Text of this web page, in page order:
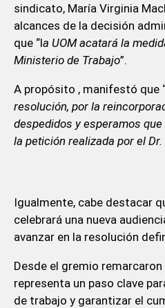
sindicato, María Virginia
alcances de la decisión
que “la UOM acatará la
Ministerio de Trabajo”.
A propósito , manifestó que
resolución, por la
despedidos y esperamos
la petición realizada por el
Igualmente, cabe destacar
celebrará una nueva
avanzar en la resolución
Desde el gremio
representa un paso clave
de trabajo y garantizar el